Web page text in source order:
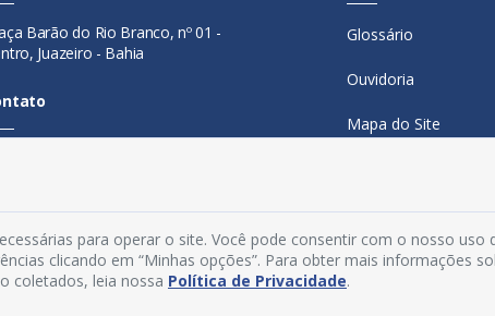
Barão do Rio Branco, nº 01 -
Juazeiro - Bahia
a sexta-feira, das 08h às
Glossário
Ouvidoria
Mapa do Site
Manual de
Política de
para operar o site. Você pode consentir com o nosso uso
clicando em “Minhas opções”. Para obter mais informações
coletados, leia nossa Política de Privacidade.